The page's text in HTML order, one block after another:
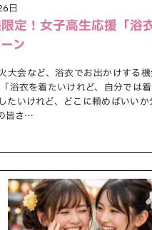
日
定！女子高生応援「浴
ン
大会など、浴衣でお出かけする
浴衣を着たいけれど、自分では
たいけれど、どこに頼めばいい
皆さ…